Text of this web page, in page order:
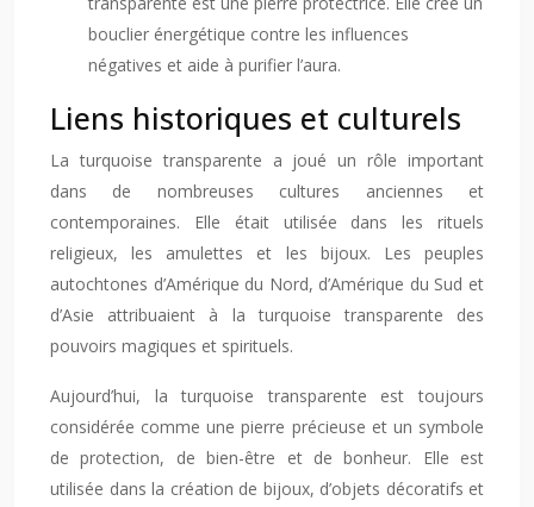
bouclier énergétique contre les influences
négatives et aide à purifier l’aura.
Liens historiques et culturels
La turquoise transparente a joué un rôle important
dans de nombreuses cultures anciennes et
contemporaines. Elle était utilisée dans les rituels
religieux, les amulettes et les bijoux. Les peuples
autochtones d’Amérique du Nord, d’Amérique du Sud et
d’Asie attribuaient à la turquoise transparente des
pouvoirs magiques et spirituels.
Aujourd’hui, la turquoise transparente est toujours
considérée comme une pierre précieuse et un symbole
de protection, de bien-être et de bonheur. Elle est
utilisée dans la création de bijoux, d’objets décoratifs et